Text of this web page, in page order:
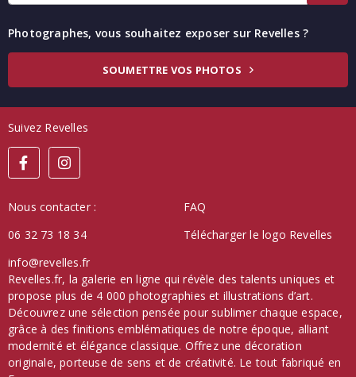
Photographes, vous souhaitez exposer sur Revelles ?
SOUMETTRE VOS PHOTOS
Suivez Revelles
Nous contacter :
06 32 73 18 34
info@revelles.fr
FAQ
Télécharger le logo Revelles
Revelles.fr, la galerie en ligne qui révèle des talents uniques et
propose plus de 4 000 photographies et illustrations d’art.
Découvrez une sélection pensée pour sublimer chaque espace,
grâce à des finitions emblématiques de notre époque, alliant
modernité et élégance classique. Offrez une décoration
originale, porteuse de sens et de créativité. Le tout fabriqué en